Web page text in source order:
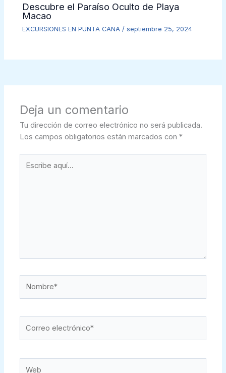
Descubre el Paraíso Oculto de Playa
Macao
EXCURSIONES EN PUNTA CANA /septiembre 25, 2024
Deja un comentario
Tu dirección de correo electrónico no será publicada.
Los campos obligatorios están marcados con*
aquí...
electrónico*